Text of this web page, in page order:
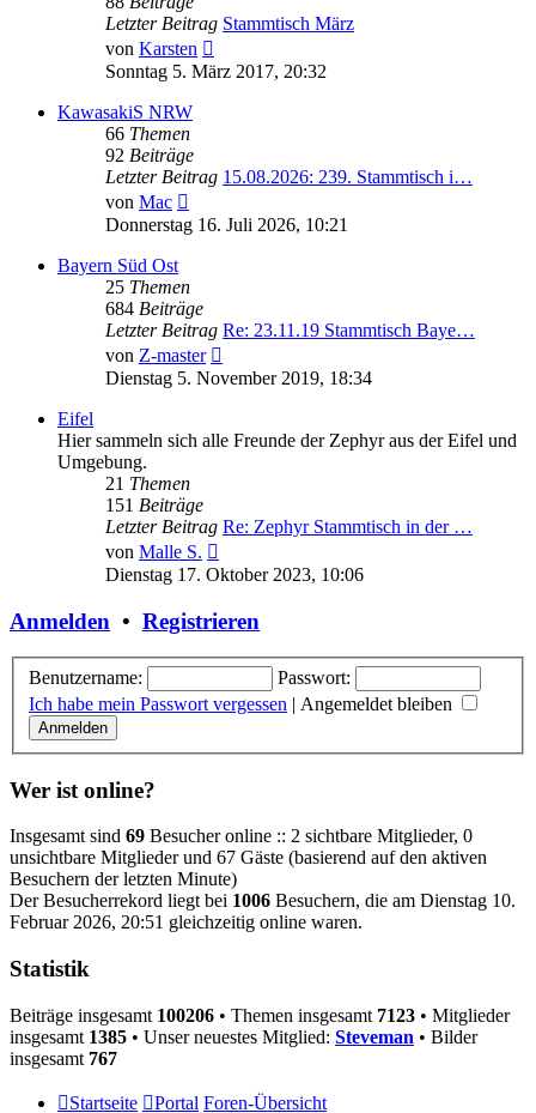
Letzter Beitrag Stammtisch März
von Karsten
Beitrag
Sonntag 5. März 2017, 20:32
KawasakiS NRW
66 Themen
92 Beiträge
Letzter Beitrag 15.08.2026: 239. Stammtisch i…
von Mac
Beitrag
Donnerstag 16. Juli 2026, 10:21
Bayern Süd Ost
25 Themen
684 Beiträge
Letzter Beitrag Re: 23.11.19 Stammtisch Baye…
von Z-master
Beitrag
Dienstag 5. November 2019, 18:34
Eifel
Hier sammeln sich alle Freunde der Zephyr aus der Eifel und
Umgebung.
21 Themen
151 Beiträge
Letzter Beitrag Re: Zephyr Stammtisch in der …
von Malle S.
Beitrag
Dienstag 17. Oktober 2023, 10:06
Anmelden • Registrieren
Benutzername:
Passwort:
Ich habe mein Passwort vergessen | Angemeldet bleiben
Wer ist online?
Insgesamt sind 69 Besucher online :: 2 sichtbare Mitglieder, 0
unsichtbare Mitglieder und 67 Gäste (basierend auf den aktiven
Besuchern der letzten Minute)
Der Besucherrekord liegt bei 1006 Besuchern, die am Dienstag 10.
Februar 2026, 20:51 gleichzeitig online waren.
Statistik
Beiträge insgesamt 100206 • Themen insgesamt 7123 • Mitglieder
insgesamt 1385 • Unser neuestes Mitglied: Steveman • Bilder
insgesamt 767
Startseite Portal Foren-Übersicht